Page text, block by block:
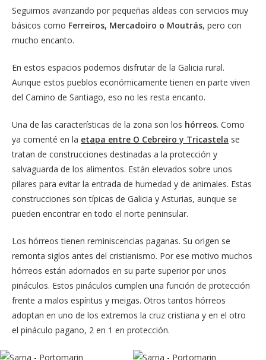
Seguimos avanzando por pequeñas aldeas con servicios muy
básicos como Ferreiros, Mercadoiro o Moutrás, pero con
mucho encanto.
En estos espacios podemos disfrutar de la Galicia rural.
Aunque estos pueblos económicamente tienen en parte viven
del Camino de Santiago, eso no les resta encanto.
Una de las características de la zona son los hórreos. Como
ya comenté en la etapa entre O Cebreiro y Tricastela se
tratan de construcciones destinadas a la protección y
salvaguarda de los alimentos. Están elevados sobre unos
pilares para evitar la entrada de humedad y de animales. Estas
construcciones son típicas de Galicia y Asturias, aunque se
pueden encontrar en todo el norte peninsular.
Los hórreos tienen reminiscencias paganas. Su origen se
remonta siglos antes del cristianismo. Por ese motivo muchos
hórreos están adornados en su parte superior por unos
pináculos. Estos pináculos cumplen una función de protección
frente a malos espíritus y meigas. Otros tantos hórreos
adoptan en uno de los extremos la cruz cristiana y en el otro
el pináculo pagano, 2 en 1 en protección.